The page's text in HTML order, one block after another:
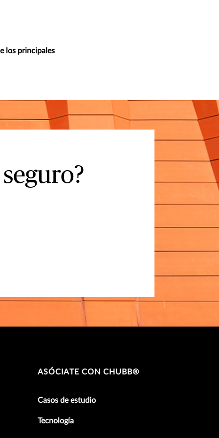
los principales
ASÓCIATE CON CHUBB®
Casos de estudio
Tecnología